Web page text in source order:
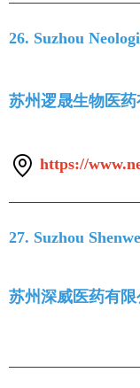
26. Suzhou
苏州逻晟生物医药
https://
27. Suzhou
苏州深威医药有限